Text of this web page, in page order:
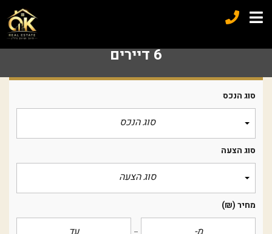
6 דיירים
סוג הנכס
סוג הנכס
סוג הצעה
סוג הצעה
מחיר(₪)